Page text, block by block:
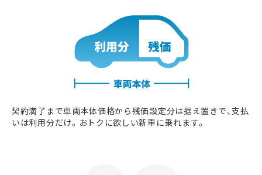
契約満了まで車両本体価格から残価設定分は据え置きで、支払
いは利用分だけ。おトクに欲しい新車に乗れます。